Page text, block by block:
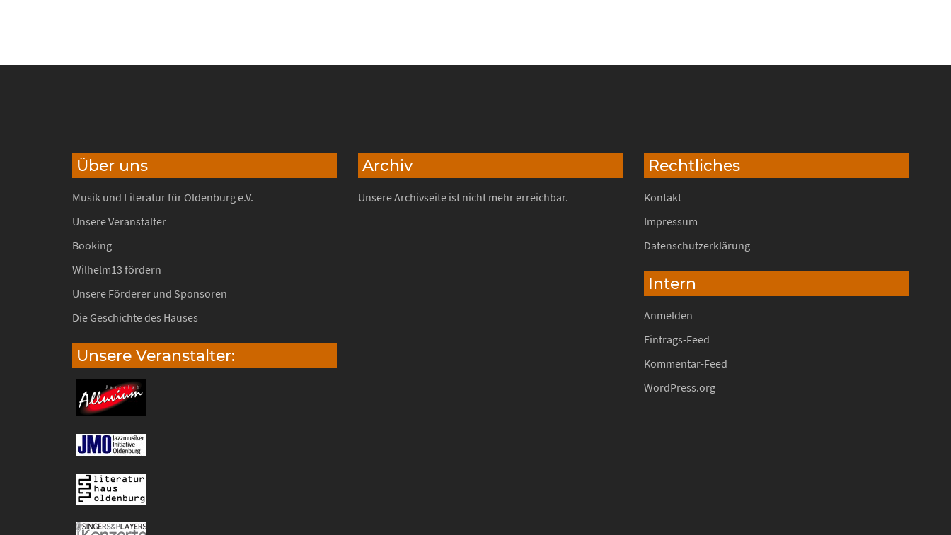
Über uns
Musik und Literatur für Oldenburg e.V.
Unsere Veranstalter
Booking
Wilhelm13 fördern
Unsere Förderer und Sponsoren
Die Geschichte des Hauses
Unsere Veranstalter:
Archiv
Unsere Archivseite ist nicht mehr erreichbar.
Rechtliches
Kontakt
Impressum
Datenschutzerklärung
Intern
Anmelden
Eintrags-Feed
Kommentar-Feed
WordPress.org